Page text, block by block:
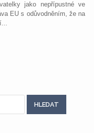
jako nepřípustné ve
EU s odůvodněním, že na